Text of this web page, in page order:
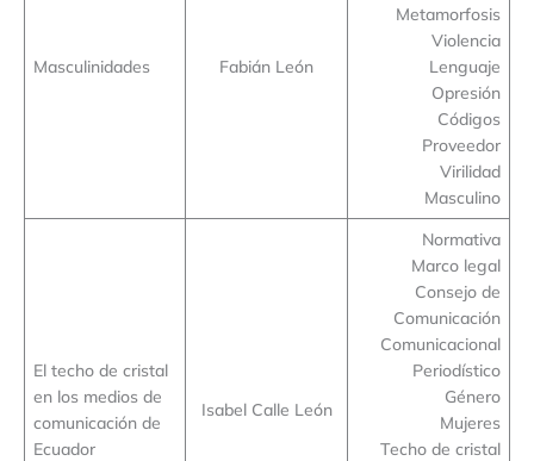
Masculinidades Fabián León
Metamorfosis
Violencia
Lenguaje
Opresión
Códigos
Proveedor
Virilidad
Masculino
El techo de cristal
en los medios de
comunicación de
Ecuador
Isabel Calle León
Normativa
Marco legal
Consejo de
Comunicación
Comunicacional
Periodístico
Género
Mujeres
Techo de cristal